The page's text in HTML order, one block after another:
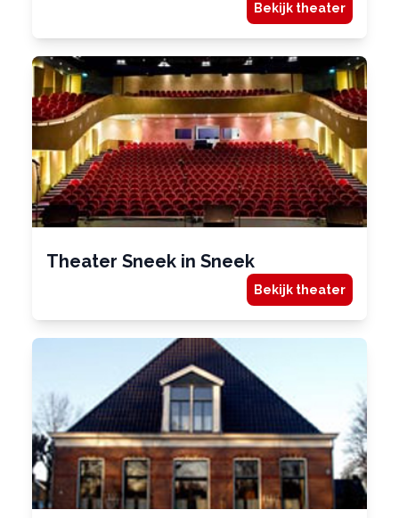
Bekijk theater
Theater Sneek in Sneek
Bekijk theater